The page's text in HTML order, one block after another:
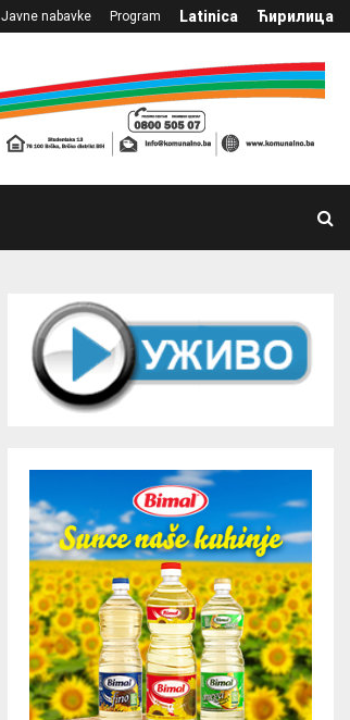
Javne nabavke Program Latinica Ћирилица